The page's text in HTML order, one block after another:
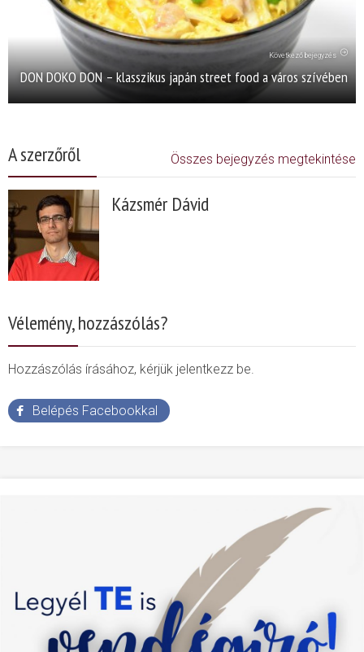
Következő bejegyzés
DON DOKO DON – klasszikus japán street food a város szívében
A szerzőről Összes bejegyzés megtekintése
Kázsmér Dávid
Vélemény, hozzászólás?
Hozzászólás írásához, kérjük jelentkezz be.
Belépés Facebookkal